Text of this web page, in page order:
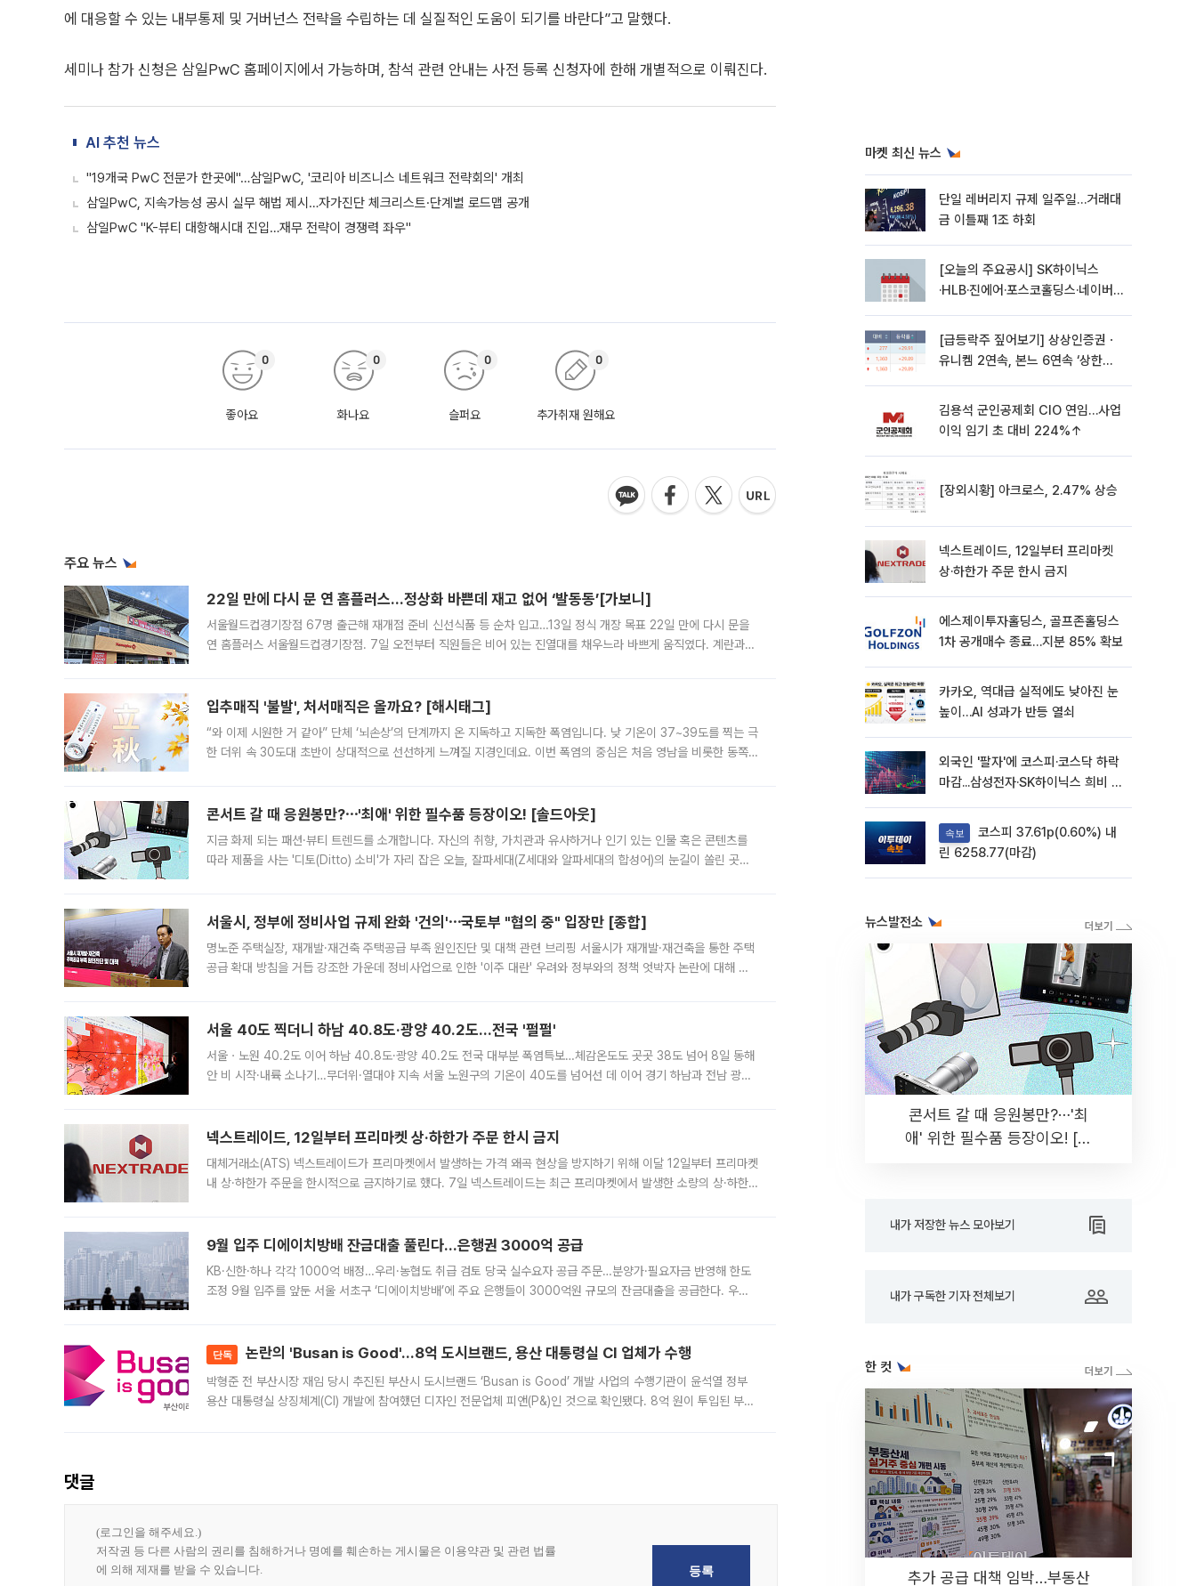
에 대응할 수 있는 내부통제 및 거버넌스 전략을 수립하는 데 실질적인 도움이 되기를 바란다”고 말했다.
세미나 참가 신청은 삼일PwC 홈페이지에서 가능하며, 참석 관련 안내는 사전 등록 신청자에 한해 개별적으로 이뤄진다.
AI 추천 뉴스
"19개국 PwC 전문가 한곳에"…삼일PwC, '코리아 비즈니스 네트워크 전략회의' 개최
삼일PwC, 지속가능성 공시 실무 해법 제시…자가진단 체크리스트·단계별 로드맵 공개
삼일PwC "K-뷰티 대항해시대 진입…재무 전략이 경쟁력 좌우"
좋아요
0
화나요
0
슬퍼요
0
추가취재 원해요
0
주요 뉴스
22일 만에 다시 문 연 홈플러스…정상화 바쁜데 재고 없어 ‘발동동’[가보니]
서울월드컵경기장점 67명 출근해 재개점 준비 신선식품 등 순차 입고…13일 정식 개장 목표 22일 만에 다시 문을
연 홈플러스 서울월드컵경기장점. 7일 오전부터 직원들은 비어 있는 진열대를 채우느라 바쁘게 움직였다. 계란과
입추매직 '불발', 처서매직은 올까요? [해시태그]
“와 이제 시원한 거 같아” 단체 ‘뇌손상’의 단계까지 온 지독하고 지독한 폭염입니다. 낮 기온이 37~39도를 찍는 극
한 더위 속 30도대 초반이 상대적으로 선선하게 느껴질 지경인데요. 이번 폭염의 중심은 처음 영남을 비롯한 동쪽
콘서트 갈 때 응원봉만?⋯'최애' 위한 필수품 등장이오! [솔드아웃]
지금 화제 되는 패션·뷰티 트렌드를 소개합니다. 자신의 취향, 가치관과 유사하거나 인기 있는 인물 혹은 콘텐츠를
따라 제품을 사는 '디토(Ditto) 소비'가 자리 잡은 오늘, 잘파세대(Z세대와 알파세대의 합성어)의 눈길이 쏠린 곳은
서울시, 정부에 정비사업 규제 완화 '건의'⋯국토부 "협의 중" 입장만 [종합]
명노준 주택실장, 재개발·재건축 주택공급 부족 원인진단 및 대책 관련 브리핑 서울시가 재개발·재건축을 통한 주택
공급 확대 방침을 거듭 강조한 가운데 정비사업으로 인한 '이주 대란' 우려와 정부와의 정책 엇박자 논란에 대해 정
서울 40도 찍더니 하남 40.8도·광양 40.2도…전국 '펄펄'
서울ㆍ노원 40.2도 이어 하남 40.8도·광양 40.2도 전국 대부분 폭염특보…체감온도도 곳곳 38도 넘어 8일 동해
안 비 시작·내륙 소나기…무더위·열대야 지속 서울 노원구의 기온이 40도를 넘어선 데 이어 경기 하남과 전남 광양
넥스트레이드, 12일부터 프리마켓 상·하한가 주문 한시 금지
대체거래소(ATS) 넥스트레이드가 프리마켓에서 발생하는 가격 왜곡 현상을 방지하기 위해 이달 12일부터 프리마켓
내 상·하한가 주문을 한시적으로 금지하기로 했다. 7일 넥스트레이드는 최근 프리마켓에서 발생한 소량의 상·하한
9월 입주 디에이치방배 잔금대출 풀린다…은행권 3000억 공급
KB·신한·하나 각각 1000억 배정…우리·농협도 취급 검토 당국 실수요자 공급 주문…분양가·필요자금 반영해 한도
조정 9월 입주를 앞둔 서울 서초구 ‘디에이치방배’에 주요 은행들이 3000억원 규모의 잔금대출을 공급한다. 우리
단독 논란의 'Busan is Good'…8억 도시브랜드, 용산 대통령실 CI 업체가 수행
박형준 전 부산시장 재임 당시 추진된 부산시 도시브랜드 ‘Busan is Good’ 개발 사업의 수행기관이 윤석열 정부
용산 대통령실 상징체계(CI) 개발에 참여했던 디자인 전문업체 피앤(P&)인 것으로 확인됐다. 8억 원이 투입된 부산
댓글
마켓 최신 뉴스
단일 레버리지 규제 일주일…거래대
금 이틀째 1조 하회
[오늘의 주요공시] SK하이닉스
·HLB·진에어·포스코홀딩스·네이버·
[급등락주 짚어보기] 상상인증권ㆍ
유니켐 2연속, 본느 6연속 ‘상한
김용석 군인공제회 CIO 연임…사업
이익 임기 초 대비 224%↑
[장외시황] 아크로스, 2.47% 상승
넥스트레이드, 12일부터 프리마켓
상·하한가 주문 한시 금지
에스제이투자홀딩스, 골프존홀딩스
1차 공개매수 종료…지분 85% 확보
카카오, 역대급 실적에도 낮아진 눈
높이…AI 성과가 반등 열쇠
외국인 '팔자'에 코스피·코스닥 하락
마감...삼성전자·SK하이닉스 희비 갈
속보
린 6258.77(마감)
뉴스발전소
콘서트 갈 때 응원봉만?⋯'최
애' 위한 필수품 등장이오! [솔
내가 저장한 뉴스 모아보기
내가 구독한 기자 전체보기
한 컷
추가 공급 대책 임박…부동산